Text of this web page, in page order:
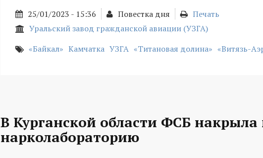
25/01/2023 - 15:36 Повестка дня
Печать
Уральский завод гражданской авиации (УЗГА)
«Байкал» Камчатка УЗГА «Титановая долина» «Витязь-
В Курганской области ФСБ
нарколабораторию